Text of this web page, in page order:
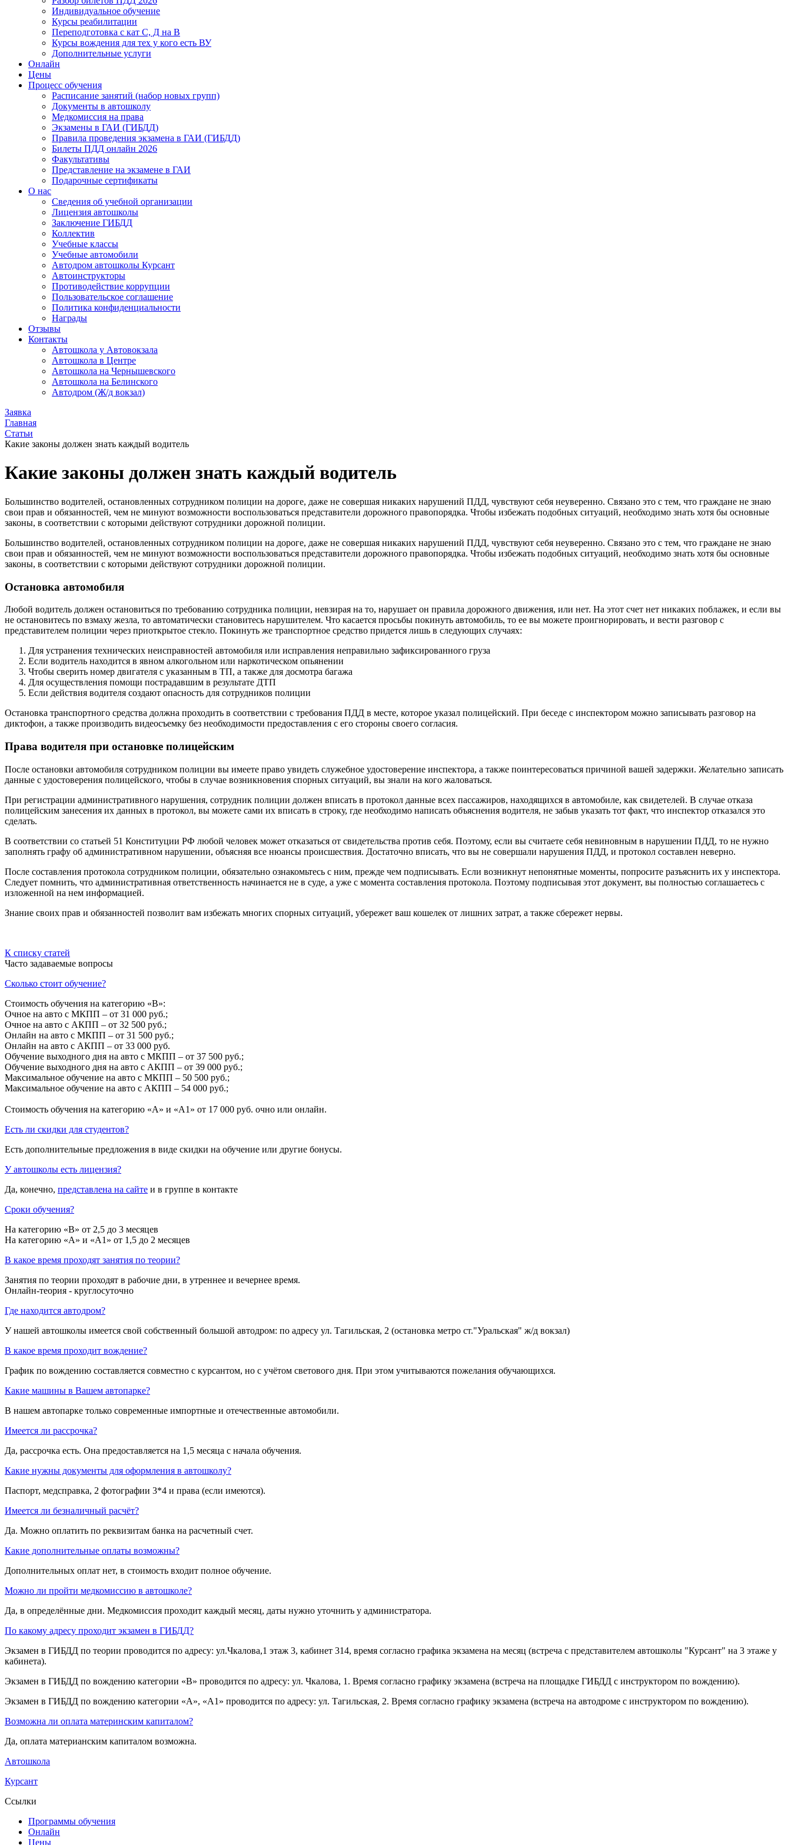
Индивидуальное обучение
Курсы реабилитации
Переподготовка с кат С, Д на В
Курсы вождения для тех у кого есть ВУ
Дополнительные услуги
Онлайн
Цены
Процесс обучения
Расписание занятий (набор новых групп)
Документы в автошколу
Медкомиссия на права
Экзамены в ГАИ (ГИБДД)
Правила проведения экзамена в ГАИ (ГИБДД)
Билеты ПДД онлайн 2026
Факультативы
Представление на экзамене в ГАИ
Подарочные сертификаты
О нас
Сведения об учебной организации
Лицензия автошколы
Заключение ГИБДД
Коллектив
Учебные классы
Учебные автомобили
Автодром автошколы Курсант
Автоинструкторы
Противодействие коррупции
Пользовательское соглашение
Политика конфиденциальности
Награды
Отзывы
Контакты
Автошкола у Автовокзала
Автошкола в Центре
Автошкола на Чернышевского
Автошкола на Белинского
Автодром (Ж/д вокзал)
Заявка
Главная
Статьи
Какие законы должен знать каждый водитель
Какие законы должен знать каждый водитель
Большинство водителей, остановленных сотрудником полиции на дороге, даже не совершая никаких нарушений ПДД, чувствуют себя неуверенно. Связано это с тем, что граждане не знаю
свои прав и обязанностей, чем не минуют возможности воспользоваться представители дорожного правопорядка. Чтобы избежать подобных ситуаций, необходимо знать хотя бы основные
законы, в соответствии с которыми действуют сотрудники дорожной полиции.
Большинство водителей, остановленных сотрудником полиции на дороге, даже не совершая никаких нарушений ПДД, чувствуют себя неуверенно. Связано это с тем, что граждане не знаю
свои прав и обязанностей, чем не минуют возможности воспользоваться представители дорожного правопорядка. Чтобы избежать подобных ситуаций, необходимо знать хотя бы основные
законы, в соответствии с которыми действуют сотрудники дорожной полиции.
Остановка автомобиля
Любой водитель должен остановиться по требованию сотрудника полиции, невзирая на то, нарушает он правила дорожного движения, или нет. На этот счет нет никаких поблажек, и если вы
не остановитесь по взмаху жезла, то автоматически становитесь нарушителем. Что касается просьбы покинуть автомобиль, то ее вы можете проигнорировать, и вести разговор с
представителем полиции через приоткрытое стекло. Покинуть же транспортное средство придется лишь в следующих случаях:
Для устранения технических неисправностей автомобиля или исправления неправильно зафиксированного груза
Если водитель находится в явном алкогольном или наркотическом опьянении
Чтобы сверить номер двигателя с указанным в ТП, а также для досмотра багажа
Для осуществления помощи пострадавшим в результате ДТП
Если действия водителя создают опасность для сотрудников полиции
Остановка транспортного средства должна проходить в соответствии с требования ПДД в месте, которое указал полицейский. При беседе с инспектором можно записывать разговор на
диктофон, а также производить видеосъемку без необходимости предоставления с его стороны своего согласия.
Права водителя при остановке полицейским
После остановки автомобиля сотрудником полиции вы имеете право увидеть служебное удостоверение инспектора, а также поинтересоваться причиной вашей задержки. Желательно записать
данные с удостоверения полицейского, чтобы в случае возникновения спорных ситуаций, вы знали на кого жаловаться.
При регистрации административного нарушения, сотрудник полиции должен вписать в протокол данные всех пассажиров, находящихся в автомобиле, как свидетелей. В случае отказа
полицейским занесения их данных в протокол, вы можете сами их вписать в строку, где необходимо написать объяснения водителя, не забыв указать тот факт, что инспектор отказался это
сделать.
В соответствии со статьей 51 Конституции РФ любой человек может отказаться от свидетельства против себя. Поэтому, если вы считаете себя невиновным в нарушении ПДД, то не нужно
заполнять графу об административном нарушении, объясняя все нюансы происшествия. Достаточно вписать, что вы не совершали нарушения ПДД, и протокол составлен неверно.
После составления протокола сотрудником полиции, обязательно ознакомьтесь с ним, прежде чем подписывать. Если возникнут непонятные моменты, попросите разъяснить их у инспектора.
Следует помнить, что административная ответственность начинается не в суде, а уже с момента составления протокола. Поэтому подписывая этот документ, вы полностью соглашаетесь с
изложенной на нем информацией.
Знание своих прав и обязанностей позволит вам избежать многих спорных ситуаций, убережет ваш кошелек от лишних затрат, а также сбережет нервы.
К списку статей
Часто задаваемые вопросы
Сколько стоит обучение?
Стоимость обучения на категорию «B»:
Очное на авто с МКПП – от 31 000 руб.;
Очное на авто с АКПП – от 32 500 руб.;
Онлайн на авто с МКПП – от 31 500 руб.;
Онлайн на авто с АКПП – от 33 000 руб.
Обучение выходного дня на авто с МКПП – от 37 500 руб.;
Обучение выходного дня на авто с АКПП – от 39 000 руб.;
Максимальное обучение на авто с МКПП – 50 500 руб.;
Максимальное обучение на авто с АКПП – 54 000 руб.;
Стоимость обучения на категорию «A» и «A1» от 17 000 руб. очно или онлайн.
Есть ли скидки для студентов?
Есть дополнительные предложения в виде скидки на обучение или другие бонусы.
У автошколы есть лицензия?
Да, конечно, представлена на сайте и в группе в контакте
Сроки обучения?
На категорию «B» от 2,5 до 3 месяцев
На категорию «A» и «A1» от 1,5 до 2 месяцев
В какое время проходят занятия по теории?
Занятия по теории проходят в рабочие дни, в утреннее и вечернее время.
Онлайн-теория - круглосуточно
Где находится автодром?
У нашей автошколы имеется свой собственный большой автодром: по адресу ул. Тагильская, 2 (остановка метро ст."Уральская" ж/д вокзал)
В какое время проходит вождение?
График по вождению составляется совместно с курсантом, но с учётом светового дня. При этом учитываются пожелания обучающихся.
Какие машины в Вашем автопарке?
В нашем автопарке только современные импортные и отечественные автомобили.
Имеется ли рассрочка?
Да, рассрочка есть. Она предоставляется на 1,5 месяца с начала обучения.
Какие нужны документы для оформления в автошколу?
Паспорт, медсправка, 2 фотографии 3*4 и права (если имеются).
Имеется ли безналичный расчёт?
Да. Можно оплатить по реквизитам банка на расчетный счет.
Какие дополнительные оплаты возможны?
Дополнительных оплат нет, в стоимость входит полное обучение.
Можно ли пройти медкомиссию в автошколе?
Да, в определённые дни. Медкомиссия проходит каждый месяц, даты нужно уточнить у администратора.
По какому адресу проходит экзамен в ГИБДД?
Экзамен в ГИБДД по теории проводится по адресу: ул.Чкалова,1 этаж 3, кабинет 314, время согласно графика экзамена на месяц (встреча с представителем автошколы "Курсант" на 3 этаже у
кабинета).
Экзамен в ГИБДД по вождению категории «B» проводится по адресу: ул. Чкалова, 1. Время согласно графику экзамена (встреча на площадке ГИБДД с инструктором по вождению).
Экзамен в ГИБДД по вождению категории «A», «A1» проводится по адресу: ул. Тагильская, 2. Время согласно графику экзамена (встреча на автодроме с инструктором по вождению).
Возможна ли оплата материнским капиталом?
Да, оплата материанским капиталом возможна.
Автошкола
Курсант
Ссылки
Программы обучения
Онлайн
Цены